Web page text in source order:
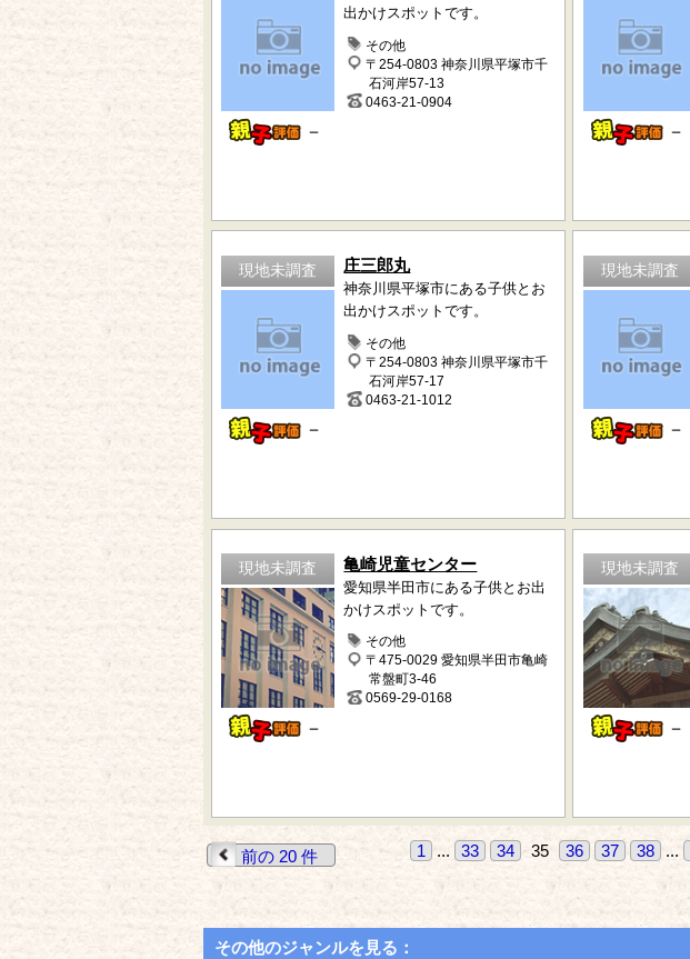
－
出かけスポットです。
その他
〒254-0803 神奈川県平塚市千
石河岸57-13
0463-21-0904
－
現地未調査
－
庄三郎丸
神奈川県平塚市にある子供とお
出かけスポットです。
その他
〒254-0803 神奈川県平塚市千
石河岸57-17
0463-21-1012
現地未調査
－
現地未調査
－
亀崎児童センター
愛知県半田市にある子供とお出
かけスポットです。
その他
〒475-0029 愛知県半田市亀崎
常盤町3-46
0569-29-0168
現地未調査
－
前の 20 件 1 ... 33 34 35 36 37 38 ...
その他のジャンルを見る：